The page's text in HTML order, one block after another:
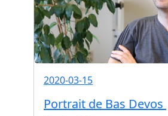
2020-03-15
Portrait de Bas Devos